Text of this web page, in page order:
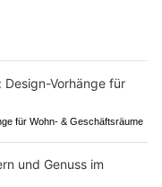
für Wohn- & Geschäftsräume